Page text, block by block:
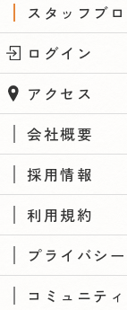
スタッフブ
ログイン
アクセス
会社概要
採用情報
利用規約
プライバシ
コミュニテ